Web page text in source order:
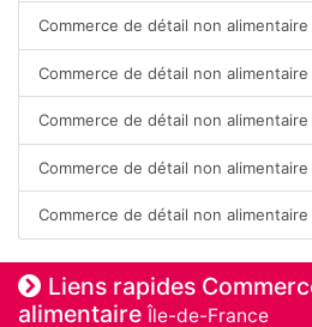
Commerce de détail non
Commerce de détail non
Commerce de détail non
Commerce de détail non
Commerce de détail non
Liens rapides
alimentaireÎle-de-France